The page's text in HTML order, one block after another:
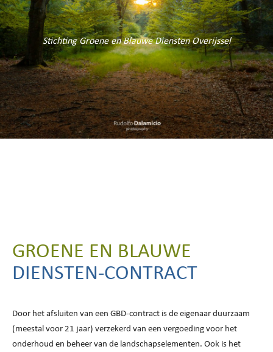
Stichting Groene en Blauwe Diensten Overijssel
GROENE EN BLAUWE
DIENSTEN-CONTRACT
Door het afsluiten van een GBD-contract is de eigenaar duurzaam
(meestal voor 21 jaar) verzekerd van een vergoeding voor het
onderhoud en beheer van de landschapselementen. Ook is het